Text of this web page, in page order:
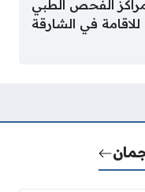
الفحص الطبي
للاقامة في الشارقة